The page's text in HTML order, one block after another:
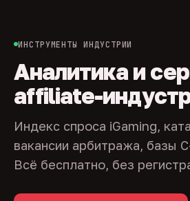
ИНСТРУМЕНТЫ ИНДУСТРИИ
Аналитика и
affiliate-
Индекс спроса iGaming,
вакансии арбитража, базы
Всё бесплатно, без